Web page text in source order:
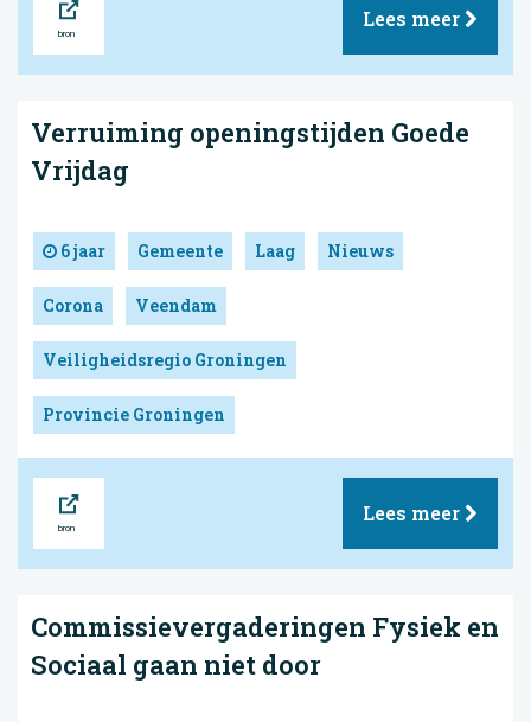
Lees meer
Verruiming openingstijden Goede
Vrijdag
6 jaar Gemeente Laag Nieuws
Corona Veendam
Veiligheidsregio Groningen
Provincie Groningen
Lees meer
Commissievergaderingen Fysiek en
Sociaal gaan niet door